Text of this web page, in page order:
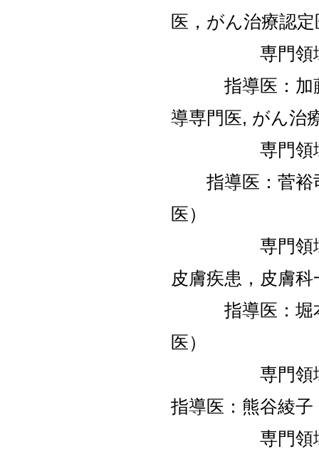
医，がん治療認
専門領域：遺
指導医：加藤
導専門医, がん治
専門領域：皮
指導医：菅裕
医）
専門領域：ア
皮膚疾患，皮膚科
指導医：堀本
医）
専門領域：
指導医：熊谷綾
専門領域：ア